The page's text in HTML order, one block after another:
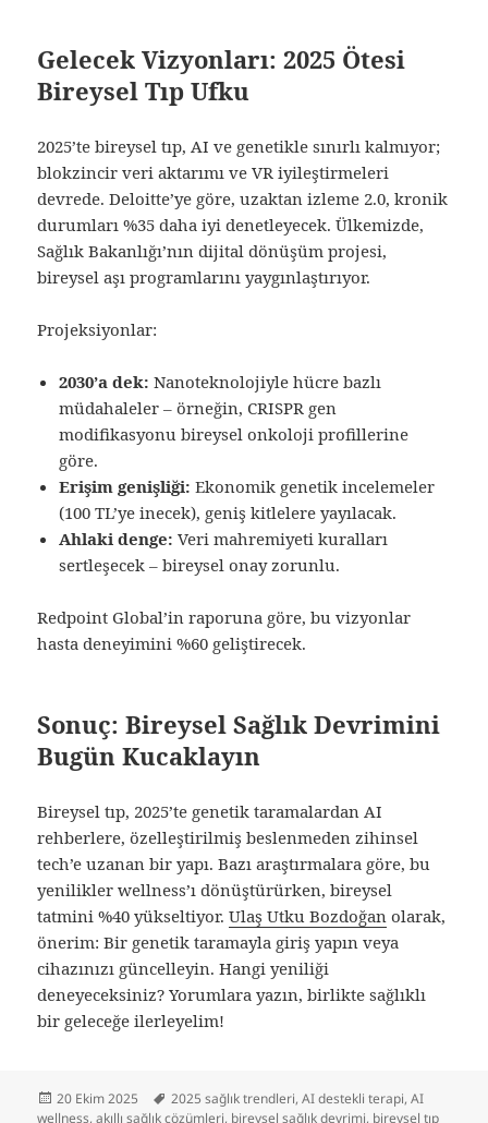
Gelecek Vizyonları: 2025 Ötesi
Bireysel Tıp Ufku
2025’te bireysel tıp, AI ve genetikle sınırlı kalmıyor;
blokzincir veri aktarımı ve VR iyileştirmeleri
devrede. Deloitte’ye göre, uzaktan izleme 2.0, kronik
durumları %35 daha iyi denetleyecek. Ülkemizde,
Sağlık Bakanlığı’nın dijital dönüşüm projesi,
bireysel aşı programlarını yaygınlaştırıyor.
Projeksiyonlar:
2030’a dek: Nanoteknolojiyle hücre bazlı
müdahaleler – örneğin, CRISPR gen
modifikasyonu bireysel onkoloji profillerine
göre.
Erişim genişliği: Ekonomik genetik incelemeler
(100 TL’ye inecek), geniş kitlelere yayılacak.
Ahlaki denge: Veri mahremiyeti kuralları
sertleşecek – bireysel onay zorunlu.
Redpoint Global’in raporuna göre, bu vizyonlar
hasta deneyimini %60 geliştirecek.
Sonuç: Bireysel Sağlık Devrimini
Bugün Kucaklayın
Bireysel tıp, 2025’te genetik taramalardan AI
rehberlere, özelleştirilmiş beslenmeden zihinsel
tech’e uzanan bir yapı. Bazı araştırmalara göre, bu
yenilikler wellness’ı dönüştürürken, bireysel
tatmini %40 yükseltiyor.Ulaş Utku Bozdoğan olarak,
önerim: Bir genetik taramayla giriş yapın veya
cihazınızı güncelleyin. Hangi yeniliği
deneyeceksiniz? Yorumlara yazın, birlikte sağlıklı
bir geleceğe ilerleyelim!
Yayın
tarihi
20 Ekim 2025 Etiketler
2025 sağlık trendleri,AI destekli terapi,AI
wellness,akıllı sağlık çözümleri, bireysel sağlık devrimi, bireysel tıp